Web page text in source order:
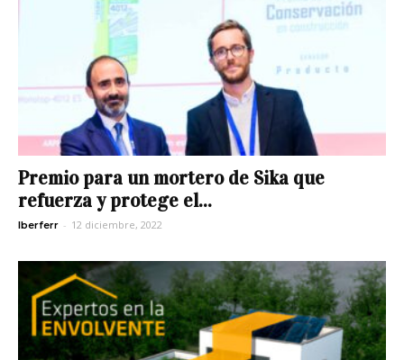
Premio para un mortero de Sika que
refuerza y protege el...
Iberferr - 12 diciembre, 2022